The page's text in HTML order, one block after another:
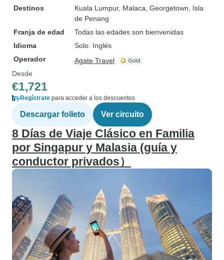
Destinos
Kuala Lumpur, Malaca , Georgetown , Isla
de Penang
Franja de edad
Todas las edades son bienvenidas
Idioma
Solo: Inglés
Operador
Agate Travel
Desde
€1,721
Regístrate para acceder a los descuentos
Descargar folleto Ver circuito
8 Días de Viaje Clásico en Familia
por Singapur y Malasia (guía y
conductor privados）